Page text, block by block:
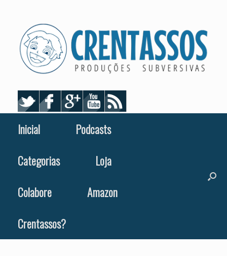
Inicial
Podcasts
Categorias
Loja
Colabore
Amazon
Crentassos?